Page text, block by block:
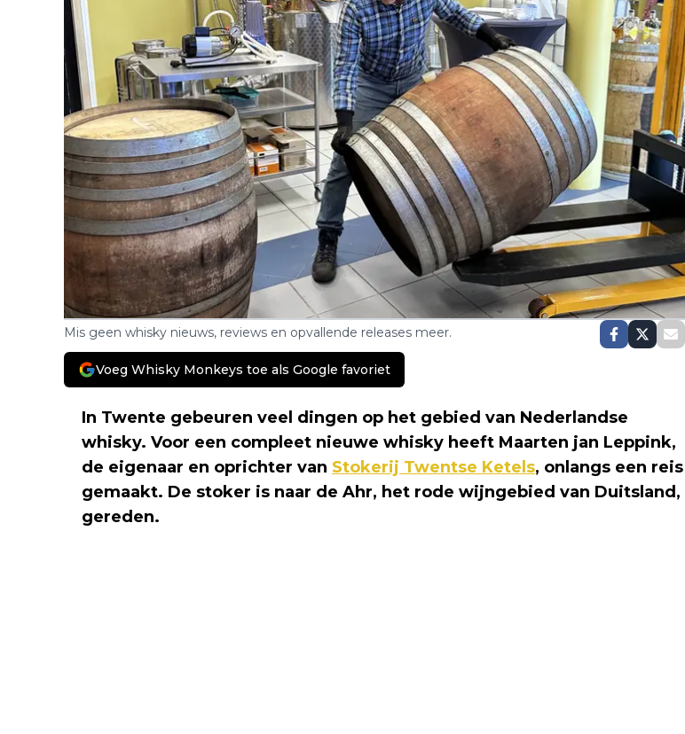
Mis geen whisky nieuws, reviews en opvallende releases meer.
Voeg Whisky Monkeys toe als Google favoriet
In Twente gebeuren veel dingen op het gebied van Nederlandse
whisky. Voor een compleet nieuwe whisky heeft Maarten jan Leppink,
de eigenaar en oprichter van Stokerij Twentse Ketels, onlangs een reis
gemaakt. De stoker is naar de Ahr, het rode wijngebied van Duitsland,
gereden.